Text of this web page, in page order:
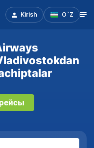
Kirish O`Z